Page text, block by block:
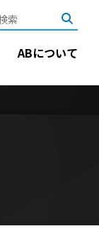
ABについて